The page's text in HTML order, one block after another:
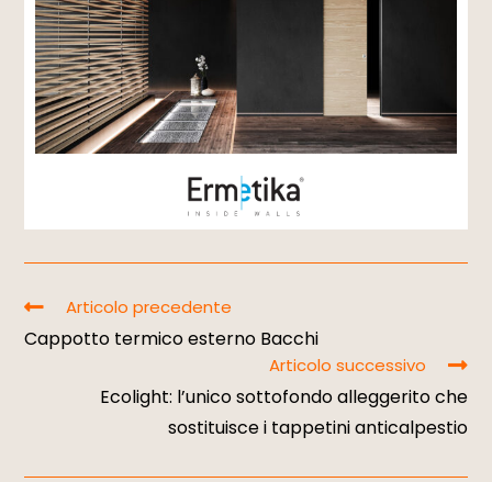
Articolo precedente
Cappotto termico esterno Bacchi
Articolo successivo
Ecolight: l’unico sottofondo alleggerito che
sostituisce i tappetini anticalpestio